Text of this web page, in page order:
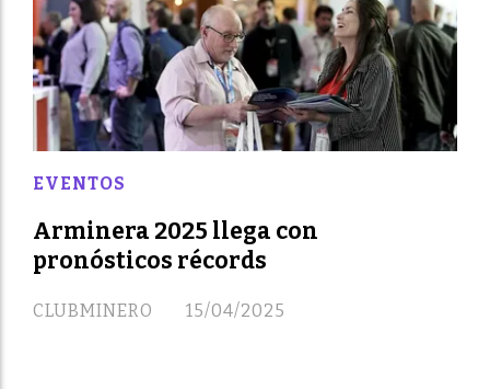
Arminera 2025 llega con
pronósticos récords
CLUBMINERO
EVENTOS
15/04/2025